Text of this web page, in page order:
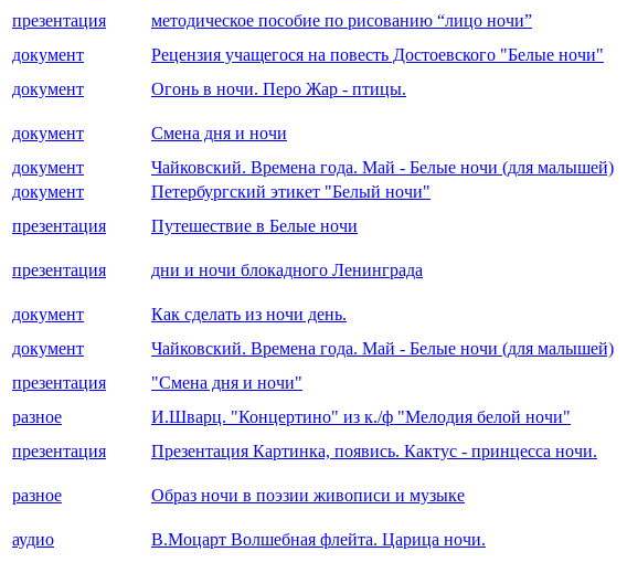
презентация
методическое пособие по рисованию “лицо ночи”
документ
Рецензия учащегося на повесть Достоевского "Белые ночи"
документ
Огонь в ночи. Перо Жар - птицы.
документ Смена дня и ночи
документ
Чайковский. Времена года. Май - Белые ночи (для малышей)
документ
Петербургский этикет "Белый ночи"
презентация
Путешествие в Белые ночи
презентация дни и ночи блокадного Ленинграда
документ Как сделать из ночи день.
документ
Чайковский. Времена года. Май - Белые ночи (для малышей)
презентация
"Смена дня и ночи"
разное
И.Шварц. "Концертино" из к./ф "Мелодия белой ночи"
презентация
Презентация Картинка, появись. Кактус - принцесса ночи.
разное Образ ночи в поэзии живописи и музыке
аудио В.Моцарт Волшебная флейта. Царица ночи.